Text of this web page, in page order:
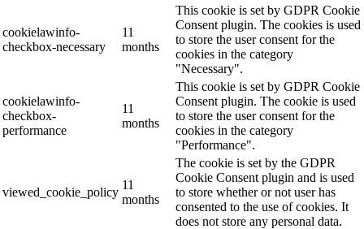
cookielawinfo-
checkbox-necessary
11
months
This cookie is set by GDPR Cookie
Consent plugin. The cookies is used
to store the user consent for the
cookies in the category
"Necessary".
cookielawinfo-
checkbox-
performance
11
months
This cookie is set by GDPR Cookie
Consent plugin. The cookie is used
to store the user consent for the
cookies in the category
"Performance".
viewed_cookie_policy
11
months
The cookie is set by the GDPR
Cookie Consent plugin and is used
to store whether or not user has
consented to the use of cookies. It
does not store any personal data.